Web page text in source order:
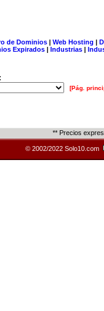
de Dominios| Web Hosting |
Expirados | Industrias |
[Pág.
** Precios
© 2002/2022 Solo10.com